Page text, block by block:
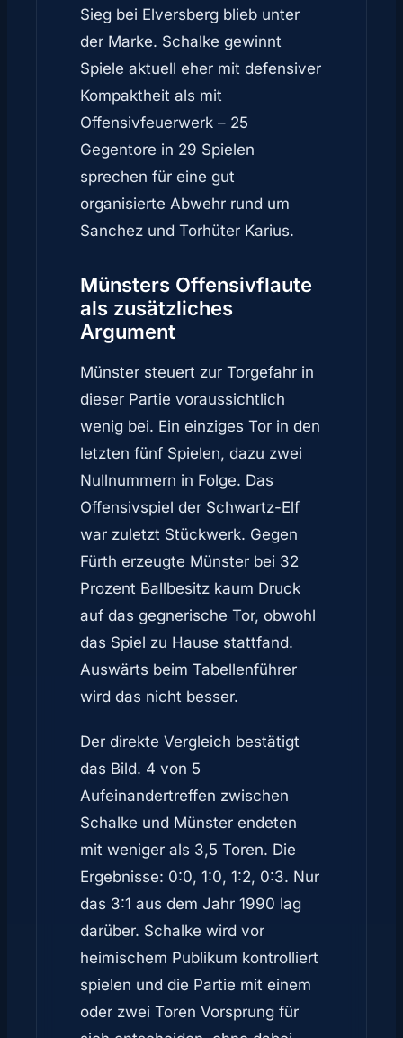
Sieg bei Elversberg blieb unter
der Marke. Schalke gewinnt
Spiele aktuell eher mit defensiver
Kompaktheit als mit
Offensivfeuerwerk – 25
Gegentore in 29 Spielen
sprechen für eine gut
organisierte Abwehr rund um
Sanchez und Torhüter Karius.
Münsters Offensivflaute
als zusätzliches
Argument
Münster steuert zur Torgefahr in
dieser Partie voraussichtlich
wenig bei. Ein einziges Tor in den
letzten fünf Spielen, dazu zwei
Nullnummern in Folge. Das
Offensivspiel der Schwartz-Elf
war zuletzt Stückwerk. Gegen
Fürth erzeugte Münster bei 32
Prozent Ballbesitz kaum Druck
auf das gegnerische Tor, obwohl
das Spiel zu Hause stattfand.
Auswärts beim Tabellenführer
wird das nicht besser.
Der direkte Vergleich bestätigt
das Bild. 4 von 5
Aufeinandertreffen zwischen
Schalke und Münster endeten
mit weniger als 3,5 Toren. Die
Ergebnisse: 0:0, 1:0, 1:2, 0:3. Nur
das 3:1 aus dem Jahr 1990 lag
darüber. Schalke wird vor
heimischem Publikum kontrolliert
spielen und die Partie mit einem
oder zwei Toren Vorsprung für